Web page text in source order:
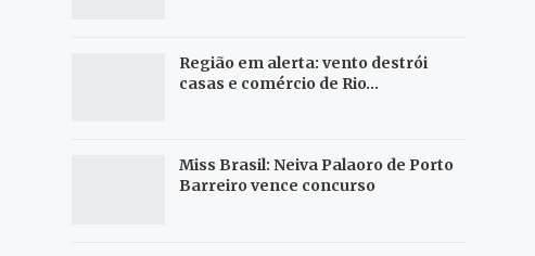
Região em alerta: vento destrói
casas e comércio de Rio…
Miss Brasil: Neiva Palaoro de Porto
Barreiro vence concurso